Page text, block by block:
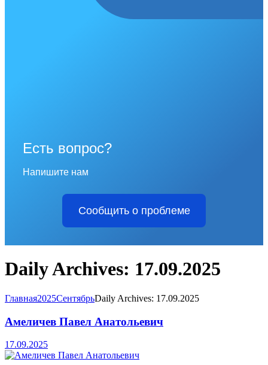
Есть вопрос?
Напишите нам
Сообщить о проблеме
Daily Archives: 17.09.2025
Главная2025СентябрьDaily Archives: 17.09.2025
Амеличев Павел Анатольевич
17.09.2025